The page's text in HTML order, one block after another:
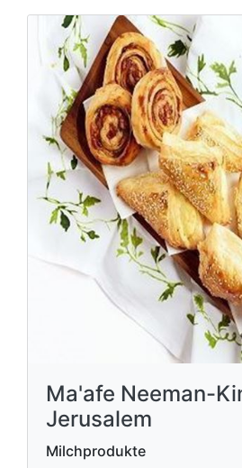
Ma'afe Neeman-
Jerusalem
Milchprodukte